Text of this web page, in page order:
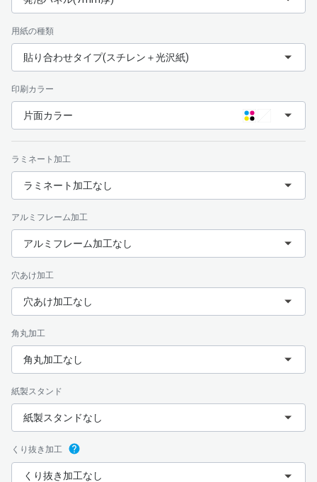
用紙の種類
貼り合わせタイプ(スチレン＋光沢紙)
印刷カラー
片面カラー
ラミネート加工
ラミネート加工なし
アルミフレーム加工
アルミフレーム加工なし
穴あけ加工
穴あけ加工なし
角丸加工
角丸加工なし
紙製スタンド
紙製スタンドなし
くり抜き加工
くり抜き加工なし